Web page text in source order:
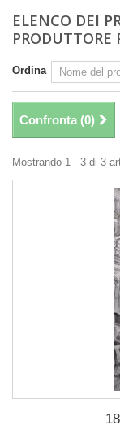
ELENCO DEI
PRODUTTORE
Ordina
Confronta (0)
Mostrando 1 - 3 di 3